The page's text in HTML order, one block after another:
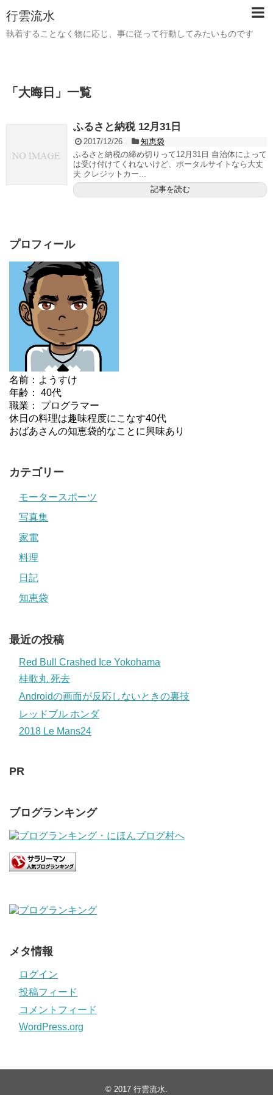
行雲流水
執着することなく物に応じ、事に従って行動してみたいものです
「 大晦日 」 一覧
ふるさと納税 12月31日
2017/12/26
知恵袋
ふるさと納税の締め切りって12月31日 自治体によって
は受け付けてくれないけど、ポータルサイトなら大丈
夫 クレジットカー...
記事を読む
プロフィール
名前：ようすけ
年齢： 40代
職業： プログラマー
休日の料理は趣味程度にこなす40代
おばあさんの知恵袋的なことに興味あり
カテゴリー
モータースポーツ
写真集
家電
料理
日記
知恵袋
最近の投稿
Red Bull Crashed Ice Yokohama
桂歌丸 死去
Androidの画面が反応しないときの裏技
レッドブル ホンダ
2018 Le Mans24
PR
ブログランキング
メタ情報
ログイン
投稿フィード
コメントフィード
WordPress.org
© 2017 行雲流水